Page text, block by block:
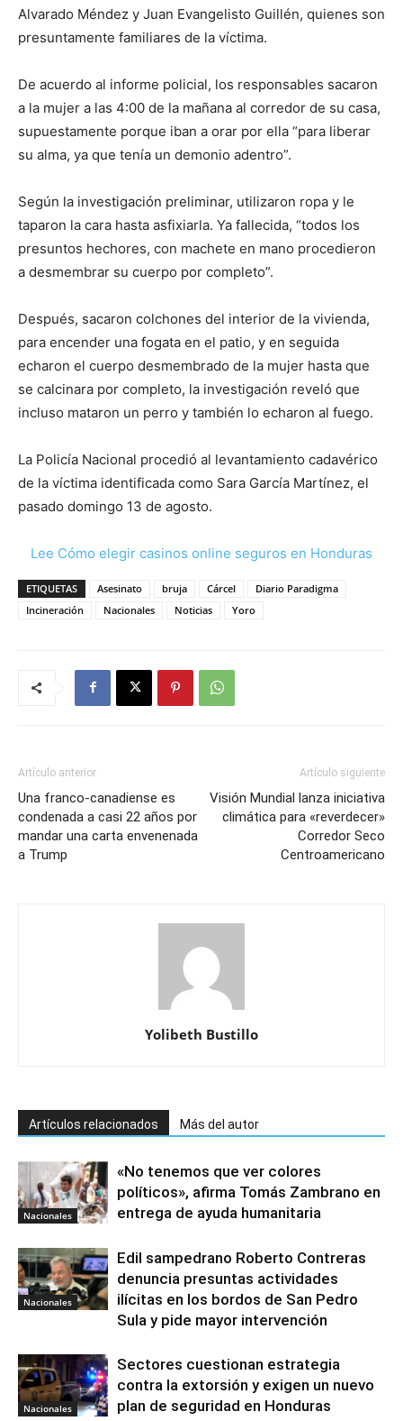
Alvarado Méndez y Juan Evangelisto Guillén, quienes son
presuntamente familiares de la víctima.
De acuerdo al informe policial, los responsables sacaron
a la mujer a las 4:00 de la mañana al corredor de su casa,
supuestamente porque iban a orar por ella “para liberar
su alma, ya que tenía un demonio adentro”.
Según la investigación preliminar, utilizaron ropa y le
taparon la cara hasta asfixiarla. Ya fallecida, “todos los
presuntos hechores, con machete en mano procedieron
a desmembrar su cuerpo por completo”.
Después, sacaron colchones del interior de la vivienda,
para encender una fogata en el patio, y en seguida
echaron el cuerpo desmembrado de la mujer hasta que
se calcinara por completo, la investigación reveló que
incluso mataron un perro y también lo echaron al fuego.
La Policía Nacional procedió al levantamiento cadavérico
de la víctima identificada como Sara García Martínez, el
pasado domingo 13 de agosto.
Lee Cómo elegir casinos online seguros en Honduras
ETIQUETAS Asesinato bruja Cárcel
Diario Paradigma
Incineración
Nacionales Noticias Yoro
Artículo anterior
Una franco-canadiense es
condenada a casi 22 años por
mandar una carta envenenada
a Trump
Artículo siguiente
Visión Mundial lanza iniciativa
climática para «reverdecer»
Corredor Seco
Centroamericano
Yolibeth Bustillo
Artículos relacionados Más del autor
Nacionales
«No tenemos que ver colores
políticos», afirma Tomás Zambrano en
entrega de ayuda humanitaria
Nacionales
Edil sampedrano Roberto Contreras
denuncia presuntas actividades
ilícitas en los bordos de San Pedro
Sula y pide mayor intervención
Nacionales
Sectores cuestionan estrategia
contra la extorsión y exigen un nuevo
plan de seguridad en Honduras